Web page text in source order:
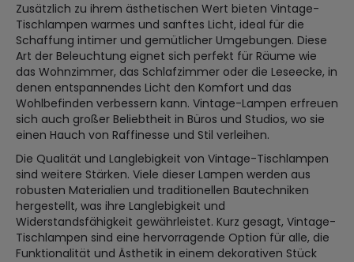
Zusätzlich zu ihrem ästhetischen Wert bieten Vintage-
Tischlampen warmes und sanftes Licht, ideal für die
Schaffung intimer und gemütlicher Umgebungen. Diese
Art der Beleuchtung eignet sich perfekt für Räume wie
das Wohnzimmer, das Schlafzimmer oder die Leseecke, in
denen entspannendes Licht den Komfort und das
Wohlbefinden verbessern kann. Vintage-Lampen erfreuen
sich auch großer Beliebtheit in Büros und Studios, wo sie
einen Hauch von Raffinesse und Stil verleihen.
Die Qualität und Langlebigkeit von Vintage-Tischlampen
sind weitere Stärken. Viele dieser Lampen werden aus
robusten Materialien und traditionellen Bautechniken
hergestellt, was ihre Langlebigkeit und
Widerstandsfähigkeit gewährleistet. Kurz gesagt, Vintage-
Tischlampen sind eine hervorragende Option für alle, die
Funktionalität und Ästhetik in einem dekorativen Stück